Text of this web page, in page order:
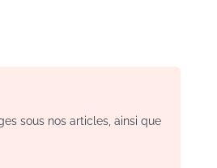
sous nos articles, ainsi que